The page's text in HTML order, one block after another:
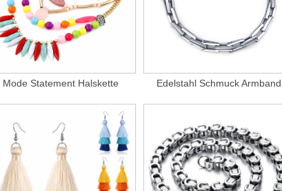
Mode Statement Halskette Edelstahl Schmuck Armband